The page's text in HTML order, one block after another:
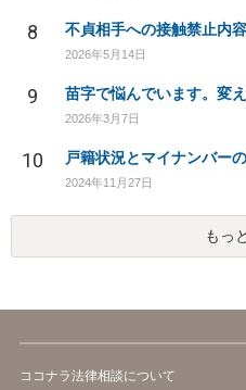
8 不貞相手への接触禁止内
2026年5月14日
9 苗字で悩んでいます。変
2026年3月7日
10 戸籍状況とマイナンバー
2024年11月27日
もっ
ココナラ法律相談について